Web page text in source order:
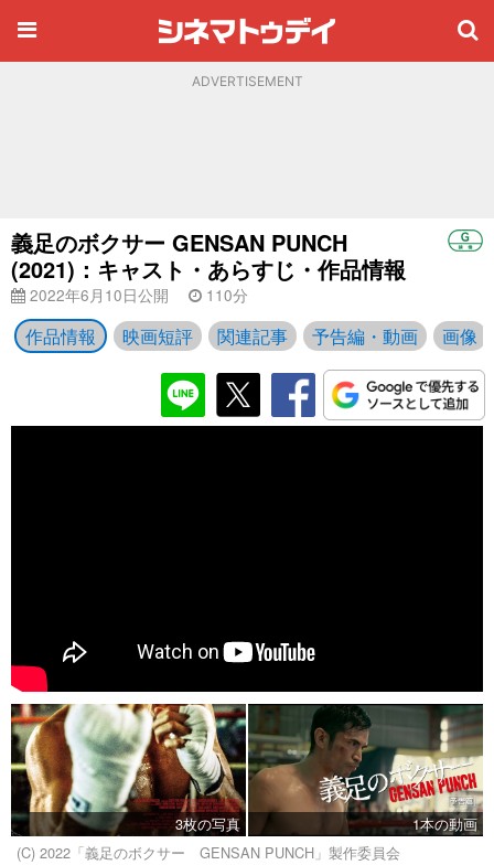
ADVERTISEMENT
義足のボクサー GENSAN PUNCH
(2021)：キャスト・あらすじ・作品情報
2022年6月10日公開 110分
作品情報 映画短評 関連記事 予告編・動画 画像
3枚の写真
1本の動画
(C) 2022「義足のボクサー GENSAN PUNCH」製作委員会